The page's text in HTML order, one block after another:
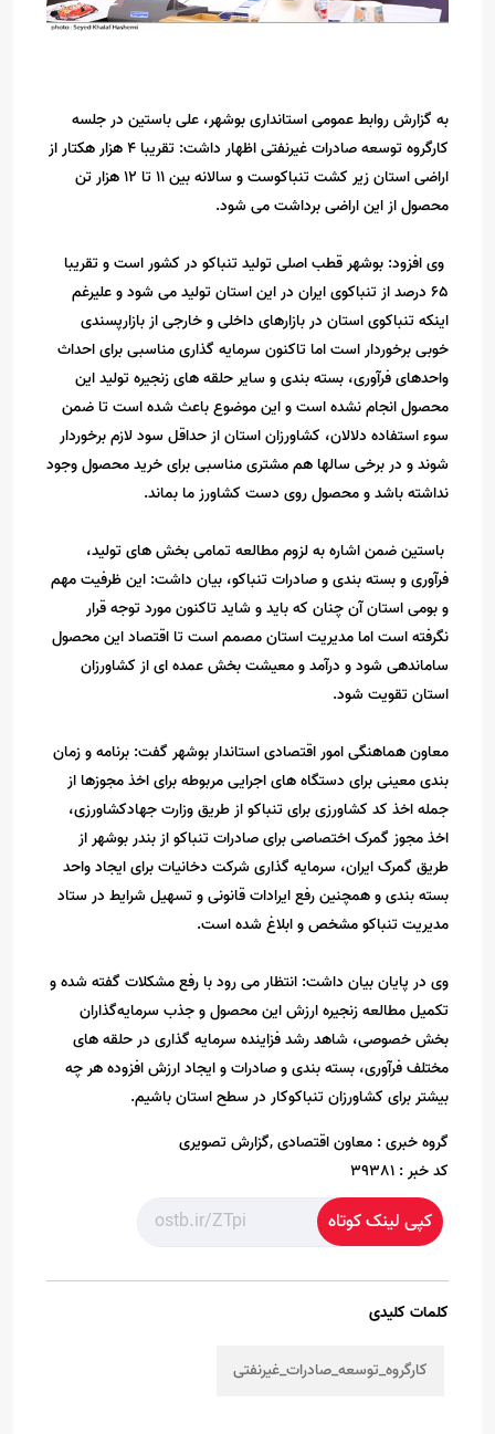
به گزارش روابط عمومی استانداری بوشهر، علی باستین در جلسه
کارگروه توسعه صادرات غیرنفتی اظهار داشت: تقریبا ۴ هزار هکتار از
اراضی استان زیر کشت تنباکوست و سالانه بین ۱۱ تا ۱۲ هزار تن
محصول از این اراضی برداشت می شود.
وی افزود: بوشهر قطب اصلی تولید تنباکو در کشور است و تقریبا
۶۵ درصد از تنباکوی ایران در این استان تولید می شود و علیرغم
اینکه تنباکوی استان در بازارهای داخلی و خارجی از بازارپسندی
خوبی برخوردار است اما تاکنون سرمایه گذاری مناسبی برای احداث
واحدهای فرآوری، بسته بندی و سایر حلقه های زنجیره تولید این
محصول انجام نشده است و این موضوع باعث شده است تا ضمن
سوء استفاده دلالان، کشاورزان استان از حداقل سود لازم برخوردار
شوند و در برخی سالها هم مشتری مناسبی برای خرید محصول وجود
نداشته باشد و محصول روی دست کشاورز ما بماند.
باستین ضمن اشاره به لزوم مطالعه تمامی بخش های تولید،
فرآوری و بسته بندی و صادرات تنباکو، بیان داشت: این ظرفیت مهم
و بومی استان آن چنان که باید و شاید تاکنون مورد توجه قرار
نگرفته است اما مدیریت استان مصمم است تا اقتصاد این محصول
ساماندهی شود و درآمد و معیشت بخش عمده ای از کشاورزان
استان تقویت شود.
معاون هماهنگی امور اقتصادی استاندار بوشهر گفت: برنامه و زمان
بندی معینی برای دستگاه های اجرایی مربوطه برای اخذ مجوزها از
جمله اخذ کد کشاورزی برای تنباکو از طریق وزارت جهادکشاورزی،
اخذ مجوز گمرک اختصاصی برای صادرات تنباکو از بندر بوشهر از
طریق گمرک ایران، سرمایه گذاری شرکت دخانیات برای ایجاد واحد
بسته بندی و همچنین رفع ایرادات قانونی و تسهیل شرایط در ستاد
مدیریت تنباکو مشخص و ابلاغ شده است.
وی در پایان بیان داشت: انتظار می رود با رفع مشکلات گفته شده و
تکمیل مطالعه زنجیره ارزش این محصول و جذب سرمایه‌گذاران
بخش خصوصی، شاهد رشد فزاینده سرمایه گذاری در حلقه های
مختلف فرآوری، بسته بندی و صادرات و ایجاد ارزش افزوده هر چه
بیشتر برای کشاورزان تنباکوکار در سطح استان باشیم.
گروه خبری : معاون اقتصادی ,گزارش تصویری
کد خبر : 39381
کپی لینک کوتاه
کلمات کلیدی
کارگروه_توسعه_صادرات_غیرنفتی